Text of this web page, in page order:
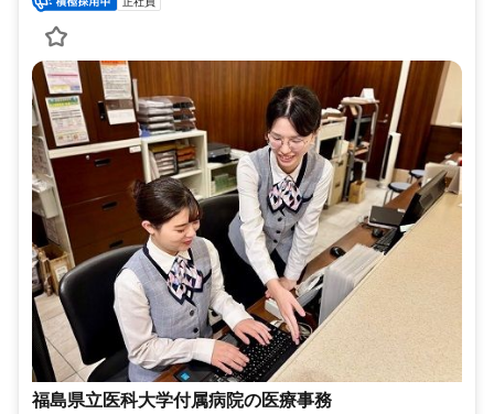
福島県立医科大学付属病院の医療事務